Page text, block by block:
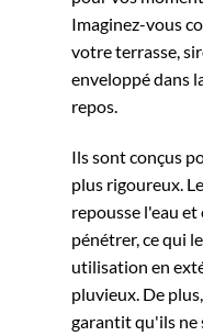
Imaginez-vous
votre terrasse,
enveloppé dans
repos.
Ils sont conçus
plus rigoureux.
repousse l'eau
pénétrer, ce qui
utilisation en
pluvieux. De
garantit qu'ils ne